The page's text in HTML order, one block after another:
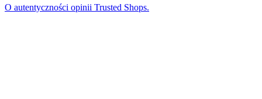
O autentyczności opinii Trusted Shops.